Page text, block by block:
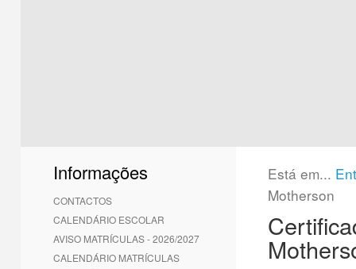
Informações
CONTACTOS
CALENDÁRIO ESCOLAR
AVISO MATRÍCULAS - 2026/2027
CALENDÁRIO MATRÍCULAS
Está em...
Motherson